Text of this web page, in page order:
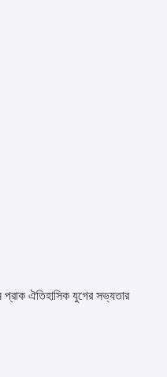
ঐতিহাসিক যুগের সভ্যতার